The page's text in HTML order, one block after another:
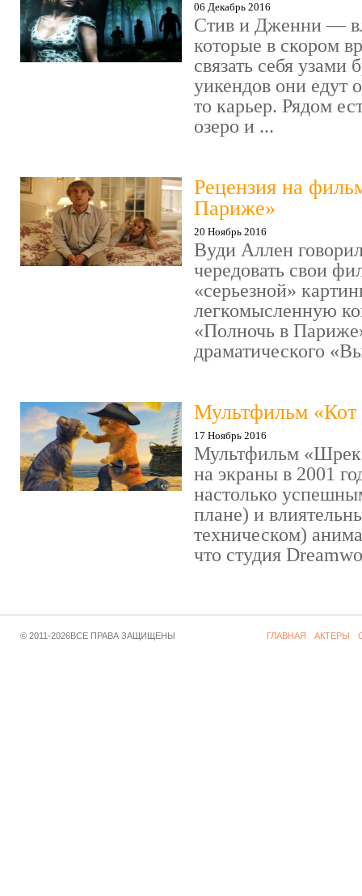
06 Декабрь 2016
Стив и Дженни —
которые в скором
связать себя узами
уикендов они едут
то карьер. Рядом
озеро и ...
Рецензия на
Париже»
20 Ноябрь 2016
Вуди Аллен
чередовать свои
«серьезной»
легкомысленную
«Полночь в
драматического
Мультфильм «Кот
17 Ноябрь 2016
Мультфильм
на экраны в 2001
настолько
плане) и
техническом)
что студия
© 2011-2026ВСЕ ПРАВА ЗАЩИЩЕНЫ ГЛАВНАЯ АКТЕРЫ